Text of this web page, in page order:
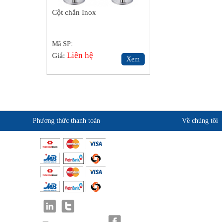
Cột chắn Inox
Mã SP:
Giá: Liên hệ Xem
Phương thức thanh toán Về chúng tôi